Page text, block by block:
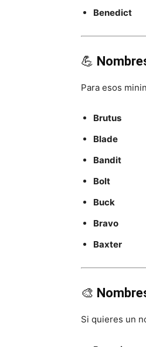
Benedict
💪
Para esos
Brutus
Blade
Bandit
Bolt
Buck
Bravo
Baxter
🎨
Si quieres un